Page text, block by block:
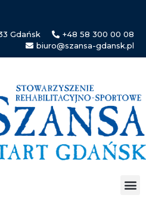
Gdańsk
+48 58 300 00 08
biuro@szansa-gdansk.pl